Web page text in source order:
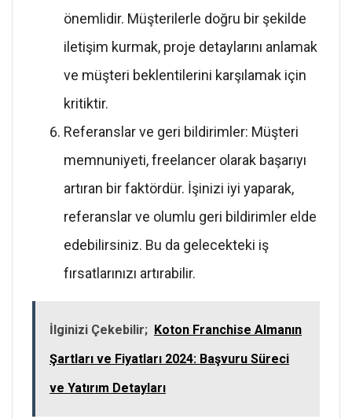
önemlidir. Müşterilerle doğru bir şekilde
iletişim kurmak, proje detaylarını anlamak
ve müşteri beklentilerini karşılamak için
kritiktir.
Referanslar ve geri bildirimler: Müşteri
memnuniyeti, freelancer olarak başarıyı
artıran bir faktördür. İşinizi iyi yaparak,
referanslar ve olumlu geri bildirimler elde
edebilirsiniz. Bu da gelecekteki iş
fırsatlarınızı artırabilir.
İlginizi Çekebilir; Koton Franchise Almanın
Şartları ve Fiyatları 2024: Başvuru Süreci
ve Yatırım Detayları